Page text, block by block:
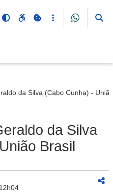
da Silva (Cabo Cunha) -
da Silva
Brasil